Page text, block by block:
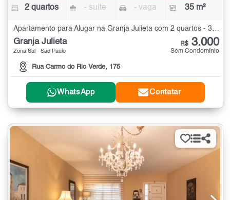
2 quartos - suíte - vaga 35 m²
Apartamento para Alugar na Granja Julieta com 2 quartos - 35 m²
Granja Julieta
Zona Sul - São Paulo
Rua Carmo do Rio Verde, 175
R$ 3.000
Sem Condomínio
WhatsApp Contatar